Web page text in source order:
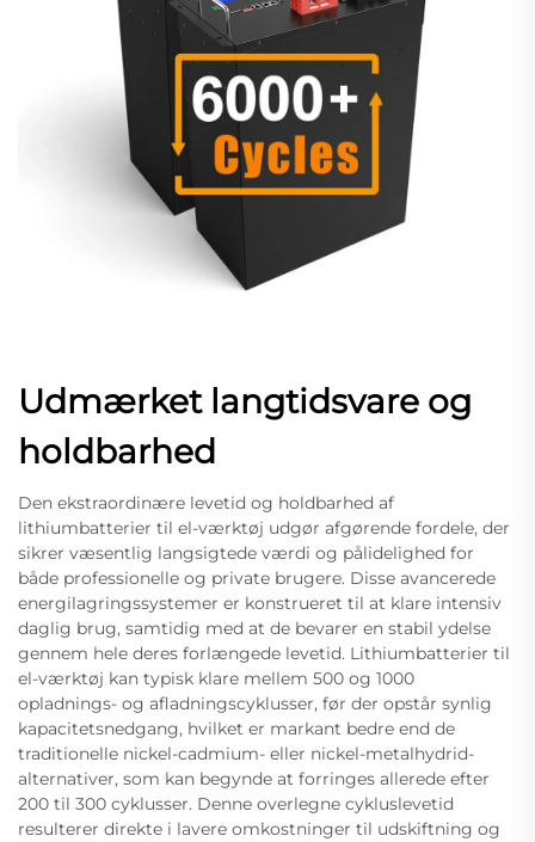
Udmærket langtidsvare og
holdbarhed
Den ekstraordinære levetid og holdbarhed af
lithiumbatterier til el-værktøj udgør afgørende fordele, der
sikrer væsentlig langsigtede værdi og pålidelighed for
både professionelle og private brugere. Disse avancerede
energilagringssystemer er konstrueret til at klare intensiv
daglig brug, samtidig med at de bevarer en stabil ydelse
gennem hele deres forlængede levetid. Lithiumbatterier til
el-værktøj kan typisk klare mellem 500 og 1000
opladnings- og afladningscyklusser, før der opstår synlig
kapacitetsnedgang, hvilket er markant bedre end de
traditionelle nickel-cadmium- eller nickel-metalhydrid-
alternativer, som kan begynde at forringes allerede efter
200 til 300 cyklusser. Denne overlegne cykluslevetid
resulterer direkte i lavere omkostninger til udskiftning og